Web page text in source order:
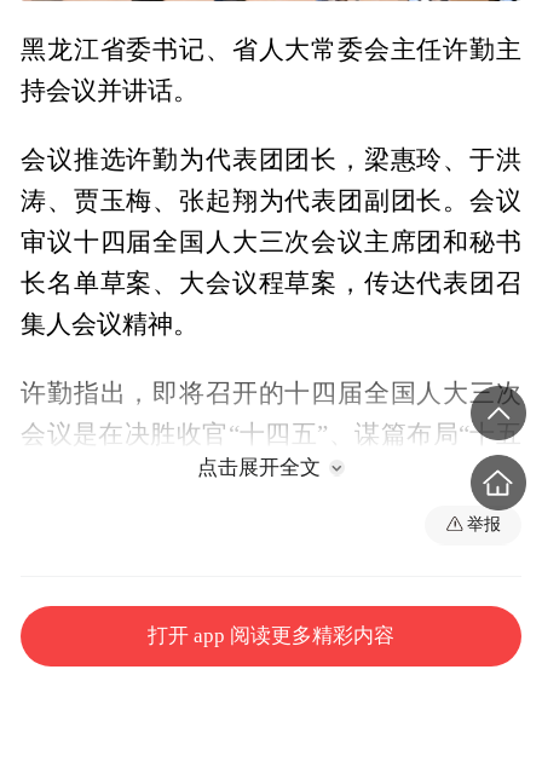
黑龙江省委书记、省人大常委会主任许勤主
持会议并讲话。
会议推选许勤为代表团团长，梁惠玲、于洪
涛、贾玉梅、张起翔为代表团副团长。会议
审议十四届全国人大三次会议主席团和秘书
长名单草案、大会议程草案，传达代表团召
集人会议精神。
许勤指出，即将召开的十四届全国人大三次
会议是在决胜收官“十四五”、谋篇布局“十五
五”承上启下之年召开的一次重要会议，是全
国人民政治生活中的一件大事。我们要深入
度负责的政治态度和饱满政治热情，认真完
点击展开全文
举报
打开 app 阅读更多精彩内容